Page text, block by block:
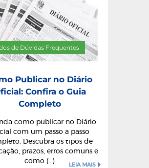
de Dúvidas Frequentes
Publicar no Diário
Confira o Guia
Completo
como publicar no Diário
com um passo a passo
Descubra os tipos de
prazos, erros comuns e
como (...)
LEIA MAIS